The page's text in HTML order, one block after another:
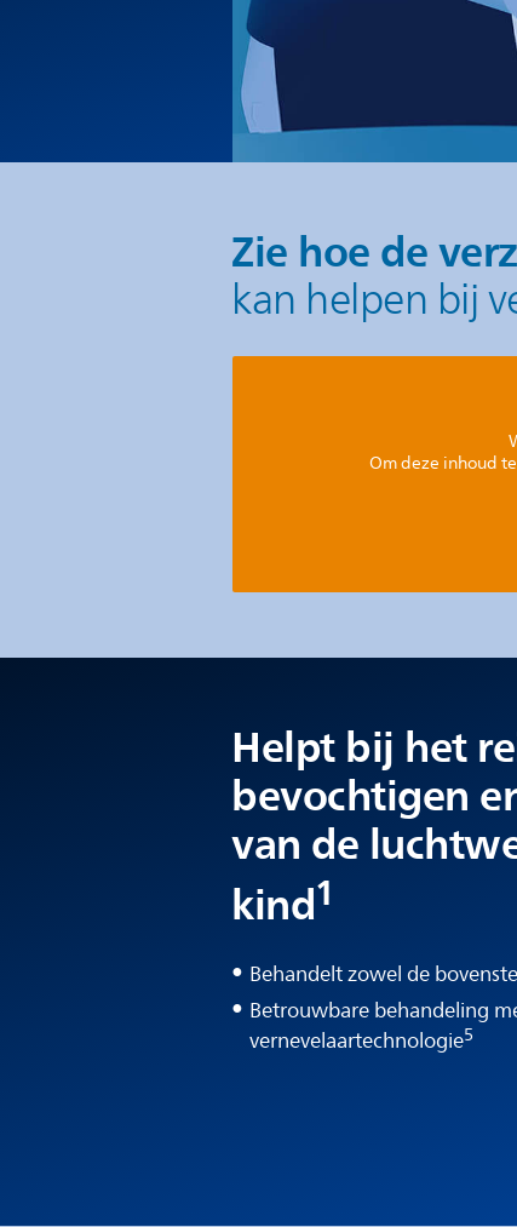
Zie hoe de
kan helpen bij
Om deze inhoud
Helpt bij het
bevochtigen
van de
kind1
Behandelt zowel de
Betrouwbare behandeling
vernevelaartechnologie5